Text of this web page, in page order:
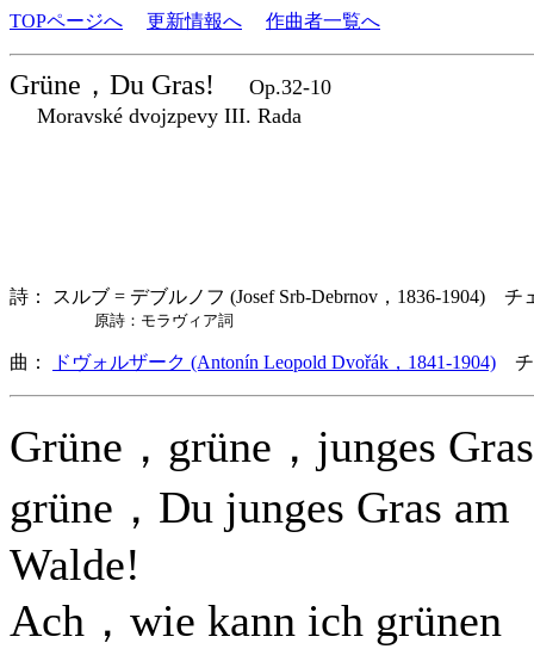
TOPページへ 更新情報へ 作曲者一覧へ
Grüne，Du Gras!
Op.32-10
Moravské dvojzpevy III. Rada
詩： スルブ = デブルノフ (Josef Srb-Debrnov，1836-1904) チ
原詩：モラヴィア詞
曲： ドヴォルザーク (Antonín Leopold Dvořák，1841-1904) チ
Grüne，grüne，junges
grüne，Du junges Gras am
Walde!
Ach，wie kann ich grünen